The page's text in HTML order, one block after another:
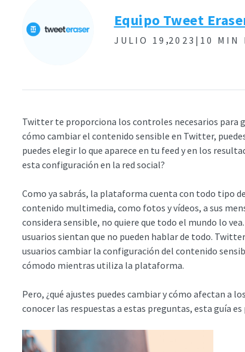
Equipo Tweet
JULIO 19 ,2023| 10 MIN
Twitter te proporciona los controles necesarios para
cómo cambiar el contenido sensible en Twitter,
puedes elegir lo que aparece en tu feed y en los
esta configuración en la red social?
Como ya sabrás, la plataforma cuenta con todo tipo
contenido multimedia, como fotos y vídeos, a sus
considera sensible, no quiere que todo el mundo lo
usuarios sientan que no pueden hablar de todo.
usuarios cambiar la configuración del contenido
cómodo mientras utiliza la plataforma.
Pero, ¿qué ajustes puedes cambiar y cómo afectan a
conocer las respuestas a estas preguntas, esta guía es